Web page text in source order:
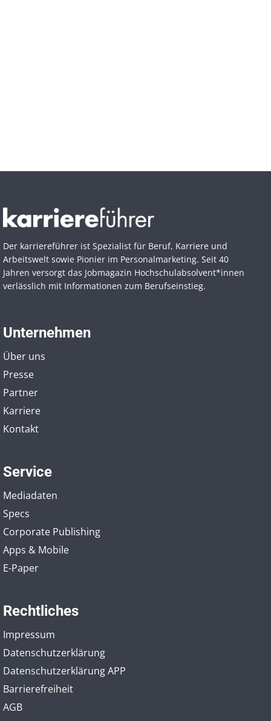
Der karriereführer ist Spezialist für Beruf, Karriere und
Arbeitswelt sowie Pionier im Personal­marketing. Seit 40
Jahren versorgt das Jobmagazin Hochschul­absolvent*innen
verlässlich mit Informationen zum Berufseinstieg.
Unternehmen
Über uns
Presse
Partner
Karriere
Kontakt
Service
Mediadaten
Specs
Corporate Publishing
Apps & Mobile
E-Paper
Rechtliches
Impressum
Datenschutzerklärung
Datenschutzerklärung APP
Barrierefreiheit
AGB